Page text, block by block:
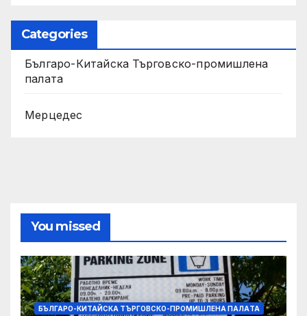
Categories
Българо-Китайска Търговско-промишлена
палaта
Мерцедес
You missed
БЪЛГАРО-КИТАЙСКА ТЪРГОВСКО-ПРОМИШЛЕНА ПАЛAТА